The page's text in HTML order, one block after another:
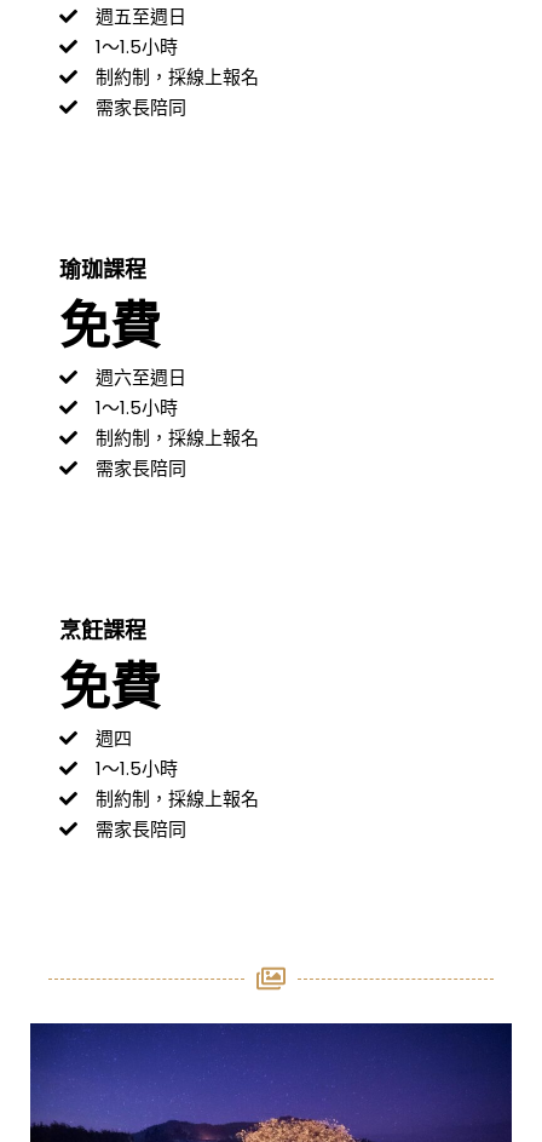
週五至週日
1～1.5小時
制約制，採線上報名
需家長陪同
瑜珈課程
免費
週六至週日
1～1.5小時
制約制，採線上報名
需家長陪同
烹飪課程
免費
週四
1～1.5小時
制約制，採線上報名
需家長陪同